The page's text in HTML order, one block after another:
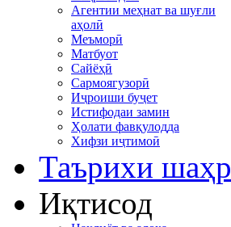
Агентии меҳнат ва шуғли
аҳолӣ
Меъморӣ
Матбуот
Сайёҳӣ
Сармоягузорӣ
Иҷроиши буҷет
Истифодаи замин
Ҳолати фавқулодда
Хифзи иҷтимоӣ
Таърихи шаҳр
Иқтисод